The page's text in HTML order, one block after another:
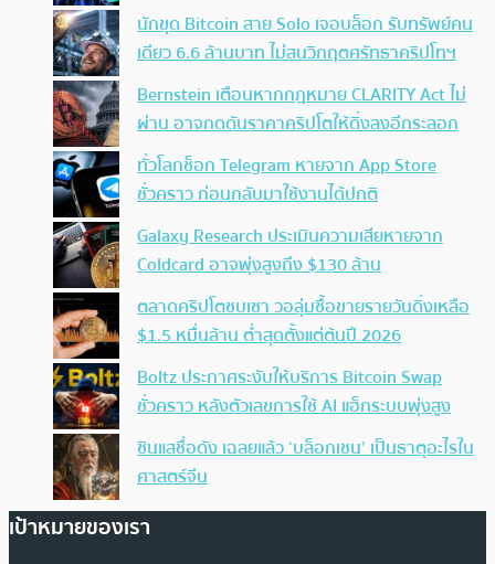
นักขุด Bitcoin สาย Solo เจอบล็อก รับทรัพย์คน
เดียว 6.6 ล้านบาท ไม่สนวิกฤตศรัทธาคริปโทฯ
Bernstein เตือนหากกฎหมาย CLARITY Act ไม่
ผ่าน อาจกดดันราคาคริปโตให้ดิ่งลงอีกระลอก
ทั่วโลกช็อก Telegram หายจาก App Store
ชั่วคราว ก่อนกลับมาใช้งานได้ปกติ
Galaxy Research ประเมินความเสียหายจาก
Coldcard อาจพุ่งสูงถึง $130 ล้าน
ตลาดคริปโตซบเซา วอลุ่มซื้อขายรายวันดิ่งเหลือ
$1.5 หมื่นล้าน ต่ำสุดตั้งแต่ต้นปี 2026
Boltz ประกาศระงับให้บริการ Bitcoin Swap
ชั่วคราว หลังตัวเลขการใช้ AI แฮ็กระบบพุ่งสูง
ซินแสชื่อดัง เฉลยแล้ว ‘บล็อกเชน’ เป็นธาตุอะไรใน
ศาสตร์จีน
เป้าหมายของเรา